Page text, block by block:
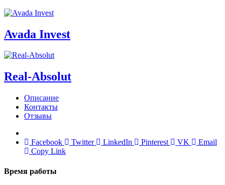
Avada Invest
Real-Absolut
Описание
Контакты
Отзывы
Facebook Twitter LinkedIn Pinterest VK
Email
Copy Link
Время работы